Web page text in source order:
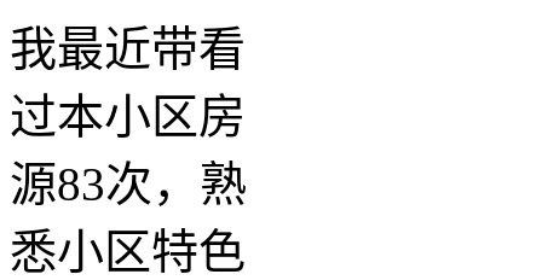
我最近带看
过本小区房
源83次，熟
悉小区特色